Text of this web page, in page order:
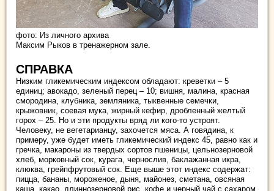
фото: Из личного архива
Максим Рыков в тренажерном зале.
СПРАВКА
Низким гликемическим индексом обладают: креветки – 5
единиц; авокадо, зеленый перец – 10; вишня, малина, красная
смородина, клубника, земляника, тыквенные семечки,
крыжовник, соевая мука, жирный кефир, дробленный желтый
горох – 25. Но и эти продукты вряд ли кого-то устроят.
Человеку, не вегетарианцу, захочется мяса. А говядина, к
примеру, уже будет иметь гликемический индекс 45, равно как и
гречка, макароны из твердых сортов пшеницы, цельнозерновой
хлеб, морковный сок, курага, чернослив, баклажанная икра,
клюква, грейпфрутовый сок. Еще выше этот индекс содержат:
пицца, бананы, мороженое, дыня, майонез, сметана, овсяная
каша, какао, длиннозерновой рис, кофе и черный чай с сахаром,